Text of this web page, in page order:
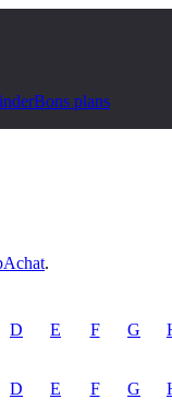
Bons plans
.
D E F G
D E F G